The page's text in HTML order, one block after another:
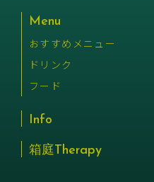
Menu
おすすめメニュー
ドリンク
フード
Info
箱庭Therapy